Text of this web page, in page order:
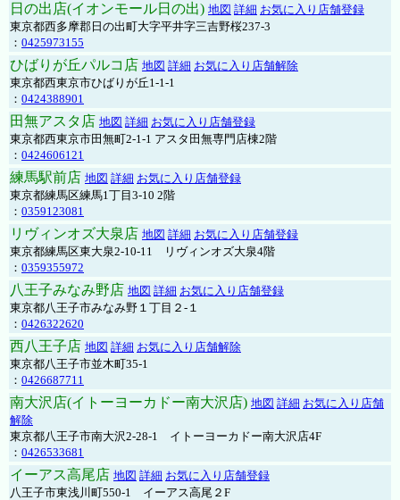
日の出店(イオンモール日の出) 地図 詳細 お気に入り店舗登録
東京都西多摩郡日の出町大字平井字三吉野桜237-3
： 0425973155
ひばりが丘パルコ店 地図 詳細 お気に入り店舗解除
東京都西東京市ひばりが丘1-1-1
： 0424388901
田無アスタ店 地図 詳細 お気に入り店舗登録
東京都西東京市田無町2-1-1 アスタ田無専門店棟2階
： 0424606121
練馬駅前店 地図 詳細 お気に入り店舗登録
東京都練馬区練馬1丁目3-10 2階
： 0359123081
リヴィンオズ大泉店 地図 詳細 お気に入り店舗登録
東京都練馬区東大泉2-10-11 リヴィンオズ大泉4階
： 0359355972
八王子みなみ野店 地図 詳細 お気に入り店舗登録
東京都八王子市みなみ野１丁目２-１
： 0426322620
西八王子店 地図 詳細 お気に入り店舗解除
東京都八王子市並木町35-1
： 0426687711
南大沢店(イトーヨーカドー南大沢店) 地図 詳細 お気に入り店舗
解除
東京都八王子市南大沢2-28-1 イトーヨーカドー南大沢店4F
： 0426533681
イーアス高尾店 地図 詳細 お気に入り店舗登録
八王子市東浅川町550-1 イーアス高尾２F